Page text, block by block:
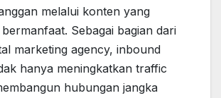
melalui konten yang
Sebagai bagian dari
marketing agency, inbound
hanya meningkatkan traffic
hubungan jangka